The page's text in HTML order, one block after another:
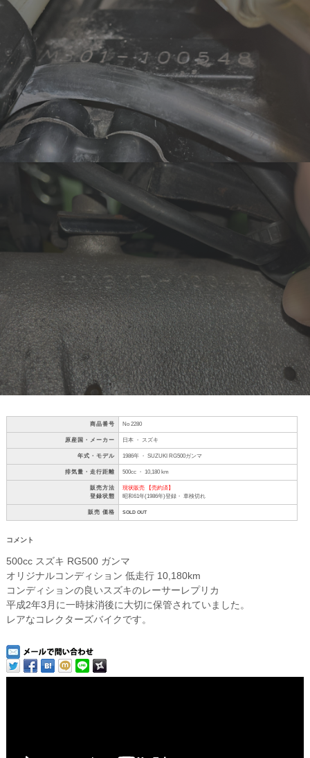
商品番号 No 2280
原産国・メーカー 日本 ・ スズキ
年式・モデル 1986年 ・ SUZUKI RG500ガンマ
排気量・走行距離 500cc ・ 10,180 km
販売方法
登録状態
現状販売 【売約済】
昭和61年(1986年)登録・ 車検切れ
販売 価格 SOLD OUT
コメント
500cc スズキ RG500 ガンマ
オリジナルコンディション 低走行 10,180km
コンディションの良いスズキのレーサーレプリカ
平成2年3月に一時抹消後に大切に保管されていました。
レアなコレクターズバイクです。